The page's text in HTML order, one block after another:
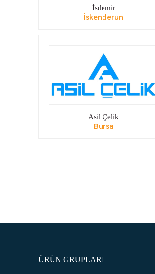
İsdemir
İskenderun
Asil Çelik
Bursa
ÜRÜN GRUPLARI